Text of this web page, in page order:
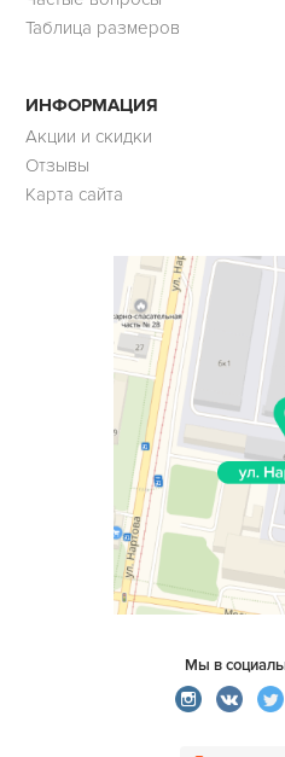
Таблица размеров
ИНФОРМАЦИЯ
Акции и скидки
Отзывы
Карта сайта
Мы в